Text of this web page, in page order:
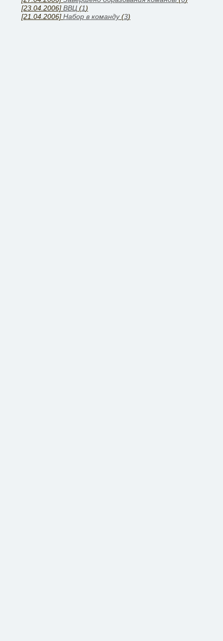
[23.04.2006] ВВЦ (1)
[21.04.2006] Набор в команду(3)